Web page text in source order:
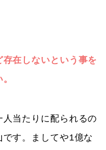
在しないという事を
当たりに配られるの
す。ましてや1億な